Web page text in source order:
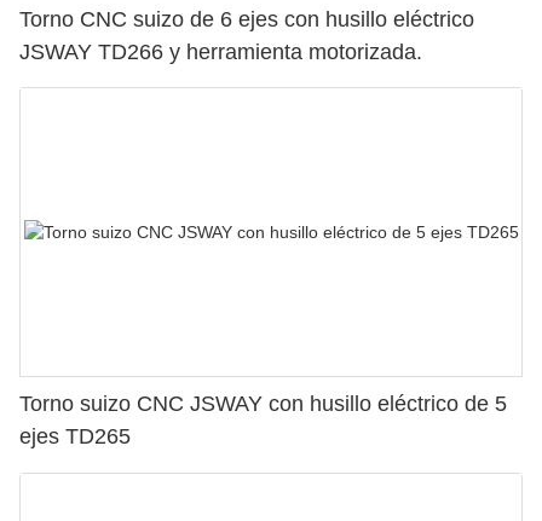
Torno CNC suizo de 6 ejes con husillo eléctrico
JSWAY TD266 y herramienta motorizada.
Torno suizo CNC JSWAY con husillo eléctrico de 5
ejes TD265